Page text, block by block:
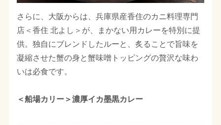
さらに、大阪からは、兵庫県産香住のカニ料理専門
店＜香住 北よし＞が、まかない用カレーを特別に提
供。独自にブレンドしたルーと、炙ることで旨味を
凝縮させた蟹の身と蟹味噌トッピングの贅沢な味わ
いは必食です。
＜船場カリー＞濃厚イカ墨黒カレー